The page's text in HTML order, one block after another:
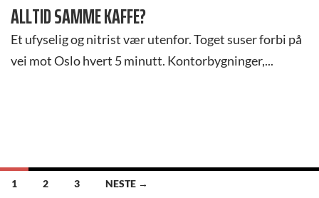
ALLTID SAMME KAFFE?
Et ufyselig og nitrist vær utenfor. Toget suser forbi på
vei mot Oslo hvert 5 minutt. Kontorbygninger,...
INNLEGGSNAVIGASJON
1 2 3 NESTE →